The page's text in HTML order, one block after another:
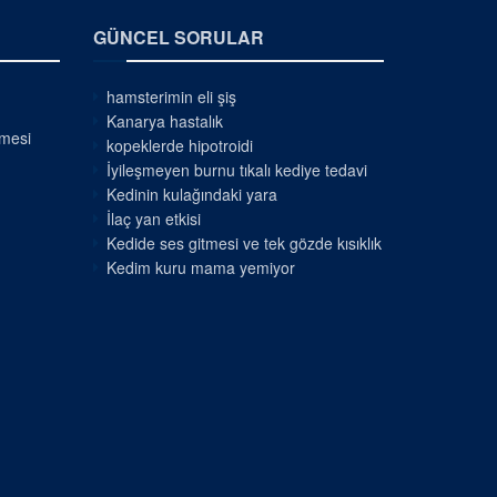
GÜNCEL SORULAR
hamsterimin eli şiş
Kanarya hastalık
kopeklerde hipotroidi
İyileşmeyen burnu tıkalı kediye tedavi
Kedinin kulağındaki yara
İlaç yan etkisi
Kedide ses gitmesi ve tek gözde kısıklık
Kedim kuru mama yemiyor